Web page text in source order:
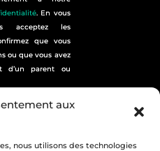
aux
nous utilisons des technologies
. En vous
acceptez les
que vous
ou que vous avez
d’un parent ou
site